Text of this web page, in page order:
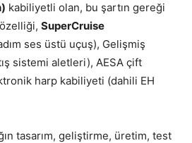
kabiliyetli olan, bu şartın gereği
SuperCruise
ses üstü uçuş), Gelişmiş
sistemi aletleri), AESA çift
harp kabiliyeti (dahili EH
tasarım, geliştirme, üretim, test